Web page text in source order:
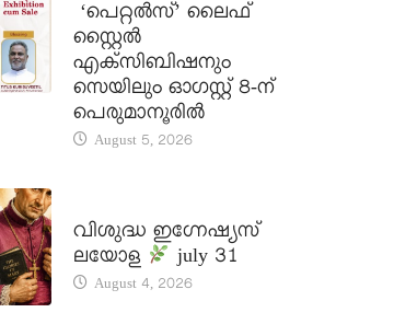
‘പെറ്റൽസ്’ ലൈഫ്
സ്റ്റൈൽ
എക്സിബിഷനും
സെയിലും ഓഗസ്റ്റ് 8-ന്
പെരുമാനൂരിൽ
August 5, 2026
വിശുദ്ധ ഇഗ്നേഷ്യസ്
ലയോള
july 31
August 4, 2026